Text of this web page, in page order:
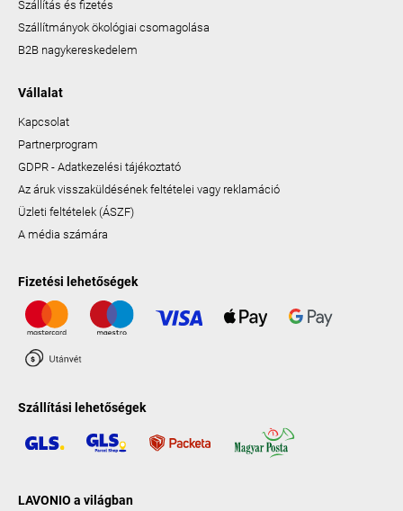
Szállítás és fizetés
Szállítmányok ökológiai csomagolása
B2B nagykereskedelem
Vállalat
Kapcsolat
Partnerprogram
GDPR - Adatkezelési tájékoztató
Az áruk visszaküldésének feltételei vagy reklamáció
Üzleti feltételek (ÁSZF)
A média számára
Fizetési lehetőségek
Szállítási lehetőségek
LAVONIO a világban